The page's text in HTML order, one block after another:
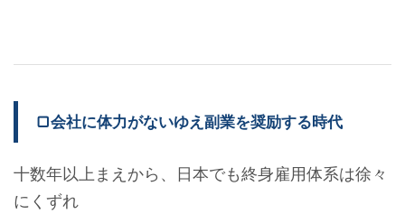
▢会社に体力がないゆえ副業を奨励する時代
十数年以上まえから、日本でも終身雇用体系は徐々
にくずれ